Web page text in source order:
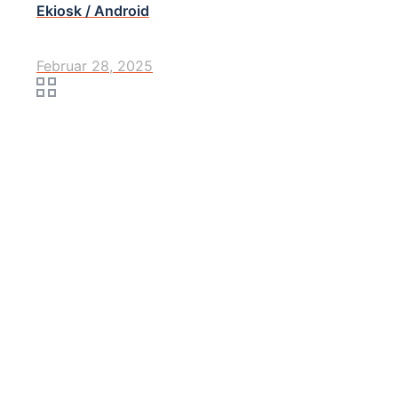
Ekiosk / Android
Februar 28, 2025